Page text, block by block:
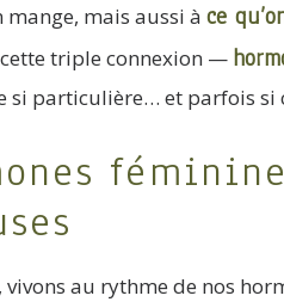
mange, mais aussi à ce
cette triple connexion —
si particulière… et parfois si
vivons au rythme de nos